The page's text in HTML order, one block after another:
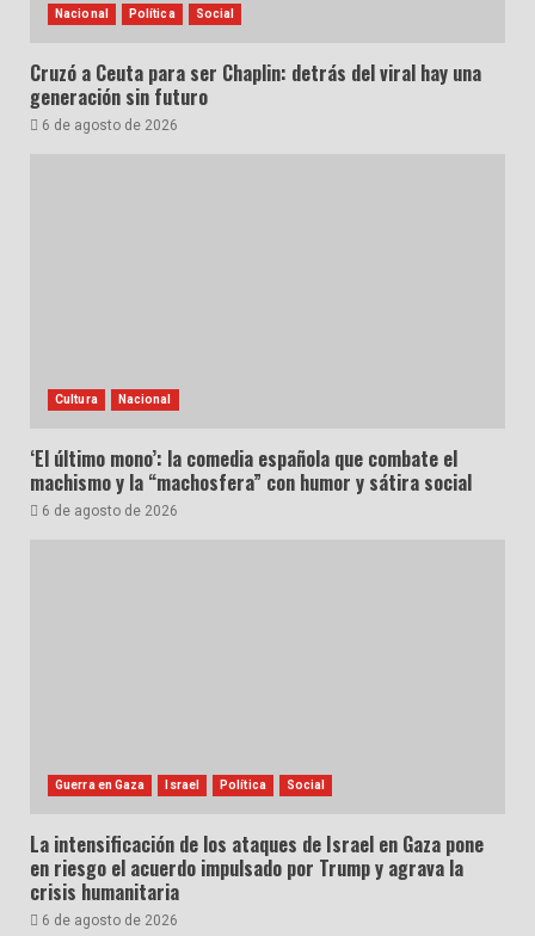
Nacional Política Social
Cruzó a Ceuta para ser Chaplin: detrás del viral hay una
generación sin futuro
6 de agosto de 2026
Cultura Nacional
‘El último mono’: la comedia española que combate el
machismo y la “machosfera” con humor y sátira social
6 de agosto de 2026
Guerra en Gaza Israel Política Social
La intensificación de los ataques de Israel en Gaza pone
en riesgo el acuerdo impulsado por Trump y agrava la
crisis humanitaria
6 de agosto de 2026